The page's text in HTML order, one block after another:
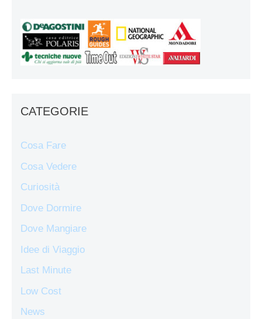
CATEGORIE
Cosa Fare
Cosa Vedere
Curiosità
Dove Dormire
Dove Mangiare
Idee di Viaggio
Last Minute
Low Cost
News